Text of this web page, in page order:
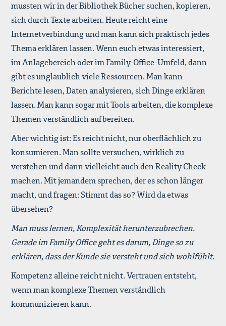
mussten wir in der Bibliothek Bücher suchen, kopieren,
sich durch Texte arbeiten. Heute reicht eine
Internetverbindung und man kann sich praktisch jedes
Thema erklären lassen. Wenn euch etwas interessiert,
im Anlagebereich oder im Family-Office-Umfeld, dann
gibt es unglaublich viele Ressourcen. Man kann
Berichte lesen, Daten analysieren, sich Dinge erklären
lassen. Man kann sogar mit Tools arbeiten, die komplexe
Themen verständlich aufbereiten.
Aber wichtig ist: Es reicht nicht, nur oberflächlich zu
konsumieren. Man sollte versuchen, wirklich zu
verstehen und dann vielleicht auch den Reality Check
machen. Mit jemandem sprechen, der es schon länger
macht, und fragen: Stimmt das so? Wird da etwas
übersehen?
Man muss lernen, Komplexität herunterzubrechen.
Gerade im Family Office geht es darum, Dinge so zu
erklären, dass der Kunde sie versteht und sich wohlfühlt.
Kompetenz alleine reicht nicht. Vertrauen entsteht,
wenn man komplexe Themen verständlich
kommunizieren kann.